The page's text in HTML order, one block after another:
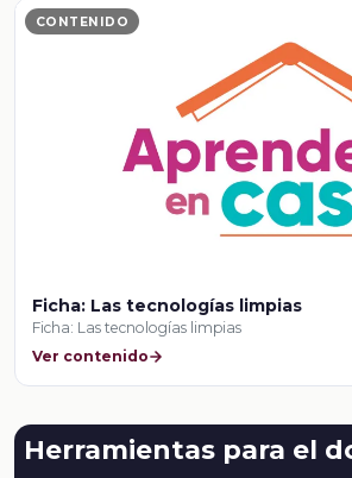
CONTENIDO
Ficha: Las tecnologías limpias
Ficha: Las tecnologías limpias
Ver contenido
Herramientas para el